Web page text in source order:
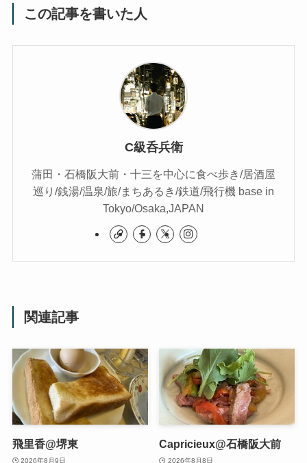
この記事を書いた人
C級呑兵衛
蒲田・石橋阪大前・十三を中心に食べ歩き/居酒屋
巡り/銭湯/温泉/旅/まちあるき/鉄道/飛行機 base in
Tokyo/Osaka,JAPAN
関連記事
飛里香@堺東
2026年8月9日
Capricieux@石橋阪大前
2026年8月8日